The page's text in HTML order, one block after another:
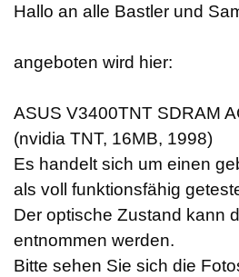
Hallo an alle Bastler und
angeboten wird hier:
ASUS V3400TNT SDRAM
(nvidia TNT, 16MB, 1998)
Es handelt sich um einen
als voll funktionsfähig
Der optische Zustand kann
entnommen werden.
Bitte sehen Sie sich die